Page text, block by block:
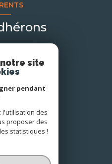
réservés
site
pendant
l'utilisation des
proposer des
statistiques !